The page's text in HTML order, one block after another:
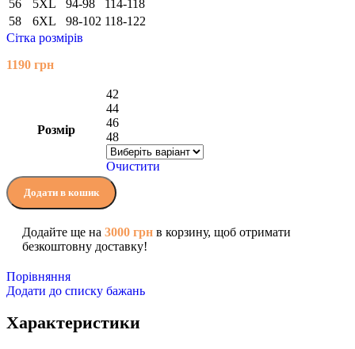
56
5XL 94-98
114-118
58
6XL 98-102 118-122
Сітка розмірів
1190 грн
Розмір
42
44
46
48
Очистити
Додати в кошик
Додайте ще на 3000 грн в корзину, щоб отримати
безкоштовну доставку!
Порівняння
Додати до списку бажань
Характеристики